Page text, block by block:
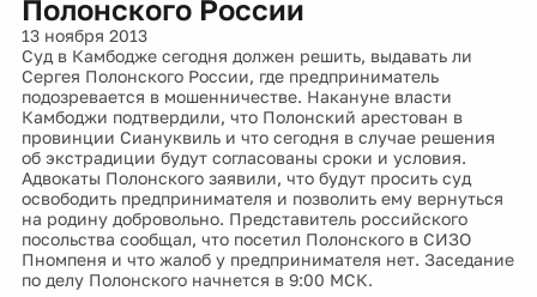
Полонского России
13 ноября 2013
Суд в Камбодже сегодня должен решить, выдавать ли
Сергея Полонского России, где предприниматель
подозревается в мошенничестве. Накануне власти
Камбоджи подтвердили, что Полонский арестован в
провинции Сиануквиль и что сегодня в случае решения
об экстрадиции будут согласованы сроки и условия.
Адвокаты Полонского заявили, что будут просить суд
освободить предпринимателя и позволить ему вернуться
на родину добровольно. Представитель российского
посольства сообщал, что посетил Полонского в СИЗО
Пномпеня и что жалоб у предпринимателя нет. Заседание
по делу Полонского начнется в 9:00 МСК.